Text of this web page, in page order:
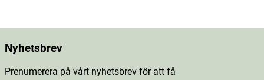
Nyhetsbrev
Prenumerera på vårt nyhetsbrev för att få